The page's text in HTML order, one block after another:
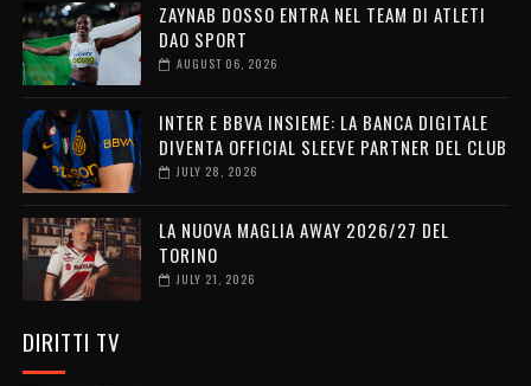
ZAYNAB DOSSO ENTRA NEL TEAM DI ATLETI
DAO SPORT
AUGUST 06, 2026
INTER E BBVA INSIEME: LA BANCA DIGITALE
DIVENTA OFFICIAL SLEEVE PARTNER DEL CLUB
JULY 28, 2026
LA NUOVA MAGLIA AWAY 2026/27 DEL
TORINO
JULY 21, 2026
DIRITTI TV